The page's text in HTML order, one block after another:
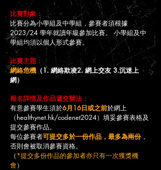
比賽對象：
比賽分為小學組及中學組，參賽者須根據
2023/24 學年就讀年級參加比賽。 小學組及中
學組均須以個人形式參賽。
比賽主題：
網絡危機（1. 網絡欺凌2. 網上交友 3.沉迷上
網）
報名詳情及作品遞交辦法：
有意參賽學生須於6月16日或之前於網上
（healthynet.hk/codenet2024）填妥參賽表格及
提交參賽作品。
每位參賽者可提交多於一份作品，最多為兩份，
否則會被取消參賽資格。
（*提交多份作品的參加者亦只有一次獲獎機
會）